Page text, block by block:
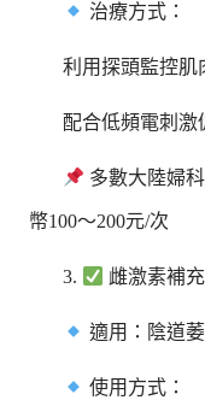
治療方式：
利用探頭監控肌
配合低頻電刺激
多數大陸婦
幣100～200元/次
3. 雌激素補
適用：陰道
使用方式：